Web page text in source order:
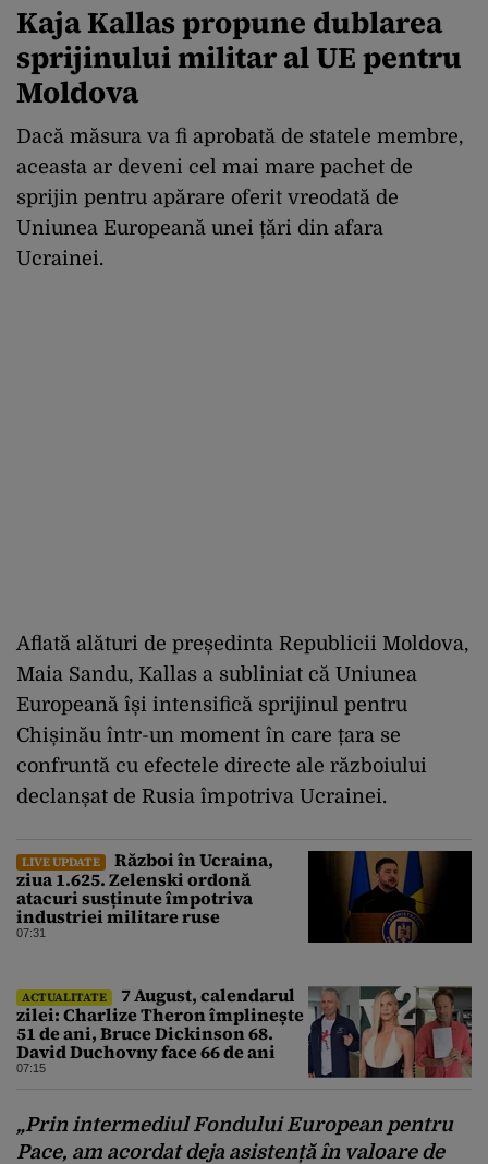
Kaja Kallas propune dublarea
sprijinului militar al UE pentru
Moldova
Dacă măsura va fi aprobată de statele membre,
aceasta ar deveni cel mai mare pachet de
sprijin pentru apărare oferit vreodată de
Uniunea Europeană unei țări din afara
Ucrainei.
Aflată alături de președinta Republicii Moldova,
Maia Sandu, Kallas a subliniat că Uniunea
Europeană își intensifică sprijinul pentru
Chișinău într-un moment în care țara se
confruntă cu efectele directe ale războiului
declanșat de Rusia împotriva Ucrainei.
LIVE UPDATE
Război în Ucraina,
ziua 1.625. Zelenski ordonă
atacuri susținute împotriva
industriei militare ruse
07:31
ACTUALITATE
7 August, calendarul
zilei: Charlize Theron împlinește
51 de ani, Bruce Dickinson 68.
David Duchovny face 66 de ani
07:15
„Prin intermediul Fondului European pentru
Pace, am acordat deja asistență în valoare de